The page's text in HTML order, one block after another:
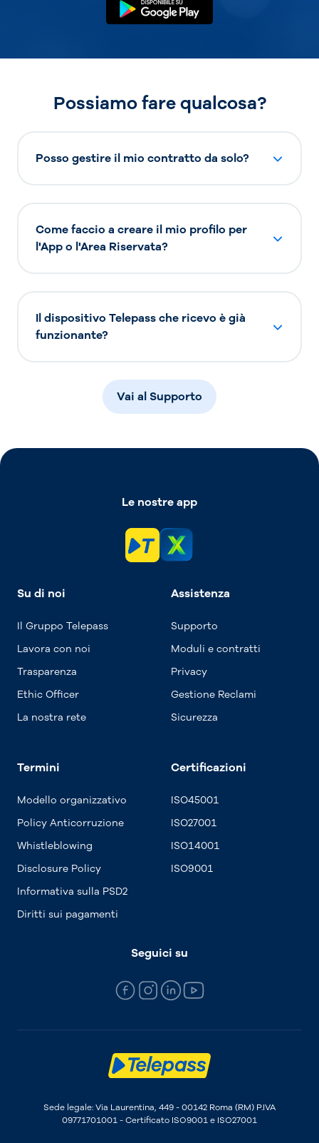
Possiamo fare qualcosa?
Posso gestire il mio contratto da solo?
Come faccio a creare il mio profilo per
l'App o l'Area Riservata?
Il dispositivo Telepass che ricevo è già
funzionante?
Vai al Supporto
Le nostre app
Su di noi
Il Gruppo Telepass
Lavora con noi
Trasparenza
Ethic Officer
La nostra rete
Assistenza
Supporto
Moduli e contratti
Privacy
Gestione Reclami
Sicurezza
Termini
Modello organizzativo
Policy Anticorruzione
Whistleblowing
Disclosure Policy
Informativa sulla PSD2
Diritti sui pagamenti
Certificazioni
ISO45001
ISO27001
ISO14001
ISO9001
Seguici su
Sede legale: Via Laurentina, 449 - 00142 Roma (RM) P.IVA
09771701001 - Certificato ISO9001 e ISO27001